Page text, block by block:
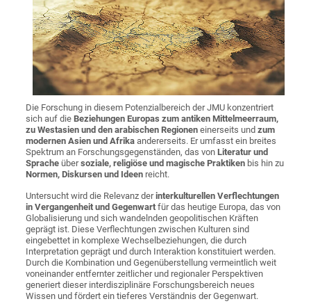
Die Forschung in diesem Potenzialbereich der JMU konzentriert
sich auf dieBeziehungen Europas zum antiken Mittelmeerraum,
zu Westasien und den arabischen Regionen einerseits undzum
modernen Asien und Afrika andererseits. Er umfasst ein breites
Spektrum an Forschungsgegenständen, das vonLiteratur und
Sprache übersoziale, religiöse und magische Praktiken bis hin zu
Normen, Diskursen und Ideen reicht.
Untersucht wird die Relevanz derinterkulturellen Verflechtungen
in Vergangenheit und Gegenwart für das heutige Europa, das von
Globalisierung und sich wandelnden geopolitischen Kräften
geprägt ist. Diese Verflechtungen zwischen Kulturen sind
eingebettet in komplexe Wechselbeziehungen, die durch
Interpretation geprägt und durch Interaktion konstituiert werden.
Durch die Kombination und Gegenüberstellung vermeintlich weit
voneinander entfernter zeitlicher und regionaler Perspektiven
generiert dieser interdisziplinäre Forschungsbereich neues
Wissen und fördert ein tieferes Verständnis der Gegenwart.